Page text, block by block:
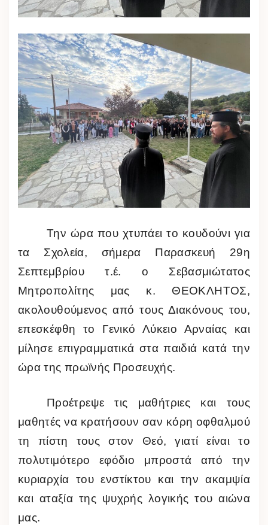
Την ώρα που χτυπάει το κουδούνι για
τα Σχολεία, σήμερα Παρασκευή 29η
Σεπτεμβρίου τ.έ. ο Σεβασμιώτατος
Μητροπολίτης μας κ. ΘΕΟΚΛΗΤΟΣ,
ακολουθούμενος από τους Διακόνους του,
επεσκέφθη το Γενικό Λύκειο Αρναίας και
μίλησε επιγραμματικά στα παιδιά κατά την
ώρα της πρωϊνής Προσευχής.
Προέτρεψε τις μαθήτριες και τους
μαθητές να κρατήσουν σαν κόρη οφθαλμού
τη πίστη τους στον Θεό, γιατί είναι το
πολυτιμότερο εφόδιο μπροστά από την
κυριαρχία του ενστίκτου και την ακαμψία
και αταξία της ψυχρής λογικής του αιώνα
μας.